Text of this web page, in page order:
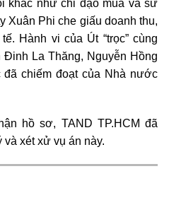
khác như chỉ đạo mua và sử
Xuân Phi che giấu doanh thu,
Hành vi của Út “trọc” cùng
La Thăng, Nguyễn Hồng
chiếm đoạt của Nhà nước
hồ sơ, TAND TP.HCM đã
và xét xử vụ án này.